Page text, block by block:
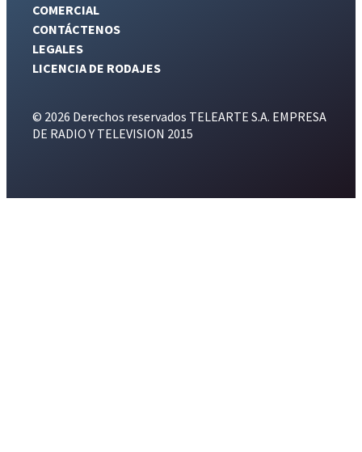
COMERCIAL
CONTÁCTENOS
LEGALES
LICENCIA DE RODAJES
© 2026 Derechos reservados TELEARTE S.A. EMPRESA
DE RADIO Y TELEVISION 2015